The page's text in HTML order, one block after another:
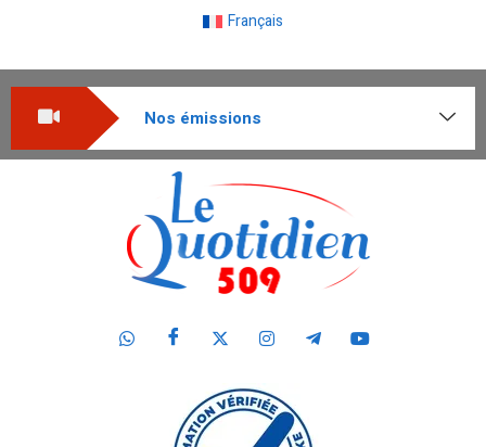
Français
Nos émissions